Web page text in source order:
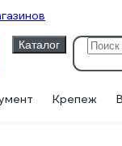
Каталог
Крепеж